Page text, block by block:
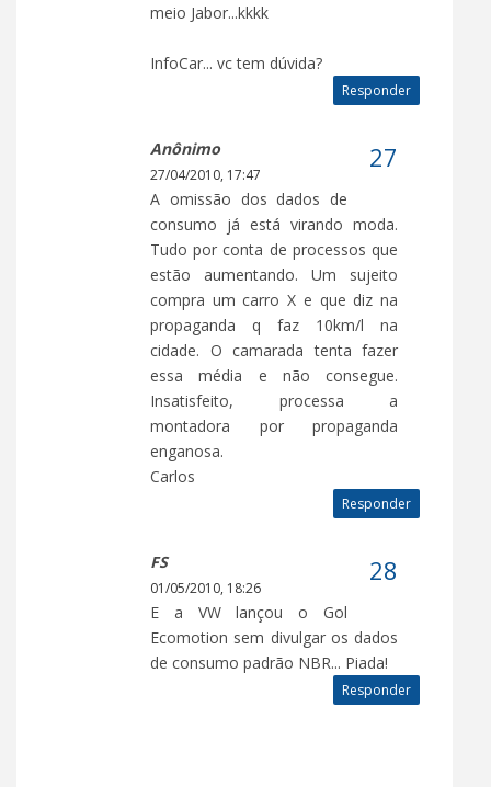
meio Jabor...kkkk
InfoCar... vc tem dúvida?
Responder
Anônimo
27/04/2010, 17:47
A omissão dos dados de
consumo já está virando moda.
Tudo por conta de processos que
estão aumentando. Um sujeito
compra um carro X e que diz na
propaganda q faz 10km/l na
cidade. O camarada tenta fazer
essa média e não consegue.
Insatisfeito, processa a
montadora por propaganda
enganosa.
Carlos
Responder
FS
01/05/2010, 18:26
E a VW lançou o Gol
Ecomotion sem divulgar os dados
de consumo padrão NBR... Piada!
Responder